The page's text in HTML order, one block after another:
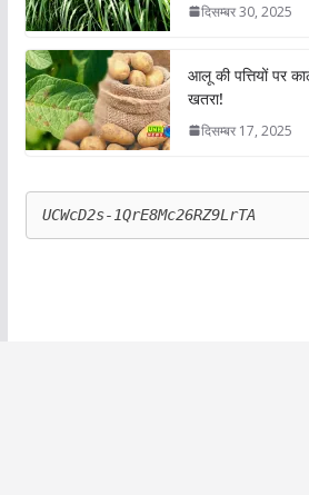
दिसम्बर 30, 2025
आलू की पत्तियों पर
खतरा!
दिसम्बर 17, 2025
UCWcD2s-1QrE8Mc26RZ9LrTA